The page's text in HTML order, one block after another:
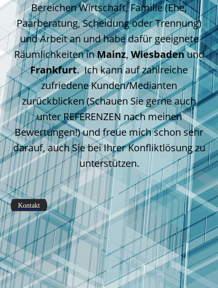
Bereichen Wirtschaft, Familie (Ehe,
Paarberatung, Scheidung oder Trennung)
und Arbeit an und habe dafür geeignete
Räumlichkeiten inMainz, Wiesbadenund
Frankfurt. Ich kann auf zahlreiche
zufriedene Kunden/Medianten
zurückblicken (Schauen Sie gerne auch
unter REFERENZEN nach meinen
Bewertungen!) und freue mich schon sehr
darauf, auch Sie bei Ihrer Konfliktlösung zu
unterstützen.
Kontakt